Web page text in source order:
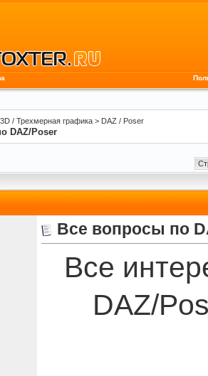
3D / Трехмерная графика > DAZ / Poser
DAZ/Poser
Все вопросы по
Все
DAZ/